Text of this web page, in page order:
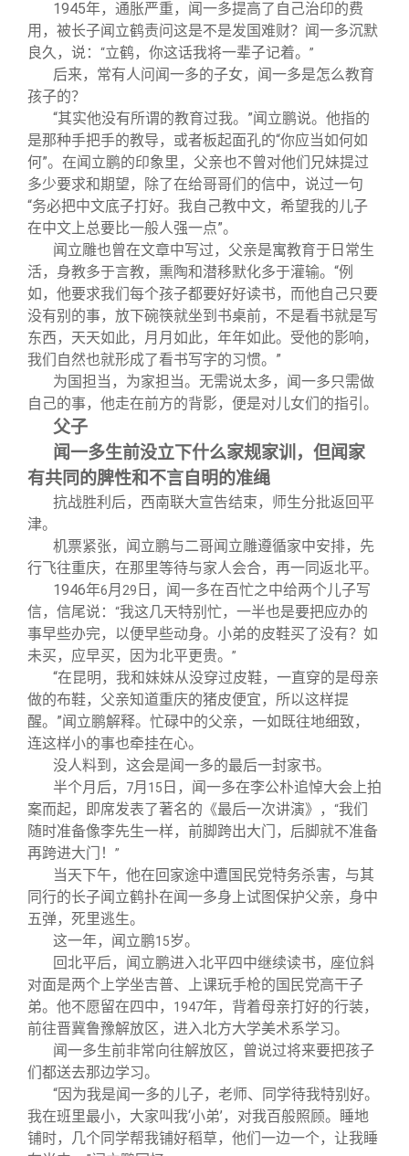
1945年，通胀严重，闻一多提高了自己治印的费
用，被长子闻立鹤责问这是不是发国难财？闻一多沉默
良久，说： “立鹤，你这话我将一辈子记着。 ”
后来，常有人问闻一多的子女，闻一多是怎么教育
孩子的？
“其实他没有所谓的教育过我。”闻立鹏说。他指的
是那种手把手的教导，或者板起面孔的“你应当如何如
何”。在闻立鹏的印象里，父亲也不曾对他们兄妹提过
多少要求和期望，除了在给哥哥们的信中，说过一句
“务必把中文底子打好。我自己教中文，希望我的儿子
在中文上总要比一般人强一点”。
闻立雕也曾在文章中写过，父亲是寓教育于日常生
活，身教多于言教，熏陶和潜移默化多于灌输。“例
如，他要求我们每个孩子都要好好读书，而他自己只要
没有别的事，放下碗筷就坐到书桌前，不是看书就是写
东西，天天如此，月月如此，年年如此。受他的影响，
我们自然也就形成了看书写字的习惯。”
为国担当，为家担当。无需说太多，闻一多只需做
自己的事，他走在前方的背影，便是对儿女们的指引。
父子
闻一多生前没立下什么家规家训，但闻家
有共同的脾性和不言自明的准绳
抗战胜利后，西南联大宣告结束，师生分批返回平
津。
机票紧张，闻立鹏与二哥闻立雕遵循家中安排，先
行飞往重庆，在那里等待与家人会合，再一同返北平。
1946年6月 29 日，闻一多在百忙之中给两个儿子写
信，信尾说： “我这几天特别忙，一半也是要把应办的
事早些办完，以便早些动身。小弟的皮鞋买了没有？如
未买，应早买，因为北平更贵。 ”
“在昆明，我和妹妹从没穿过皮鞋，一直穿的是母亲
做的布鞋，父亲知道重庆的猪皮便宜，所以这样提
醒。”闻立鹏解释。忙碌中的父亲，一如既往地细致，
连这样小的事也牵挂在心。
没人料到，这会是闻一多的最后一封家书。
半个月后，
7月 15 日，闻一多在李公朴追悼大会上拍
案而起，即席发表了著名的《最后一次讲演》， “我们
随时准备像李先生一样，前脚跨出大门，后脚就不准备
再跨进大门！ ”
当天下午，他在回家途中遭国民党特务杀害，与其
同行的长子闻立鹤扑在闻一多身上试图保护父亲，身中
五弹，死里逃生。
这一年，闻立鹏15岁。
回北平后，闻立鹏进入北平四中继续读书，座位斜
对面是两个上学坐吉普、上课玩手枪的国民党高干子
弟。他不愿留在四中，
1947年，背着母亲打好的行装，
前往晋冀鲁豫解放区，进入北方大学美术系学习。
闻一多生前非常向往解放区，曾说过将来要把孩子
们都送去那边学习。
“因为我是闻一多的儿子，老师、同学待我特别好。
我在班里最小，大家叫我‘小弟’，对我百般照顾。睡地
铺时，几个同学帮我铺好稻草，他们一边一个，让我睡